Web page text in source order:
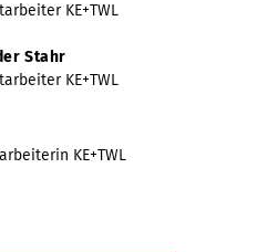
KE+TWL
Stahr
KE+TWL
KE+TWL